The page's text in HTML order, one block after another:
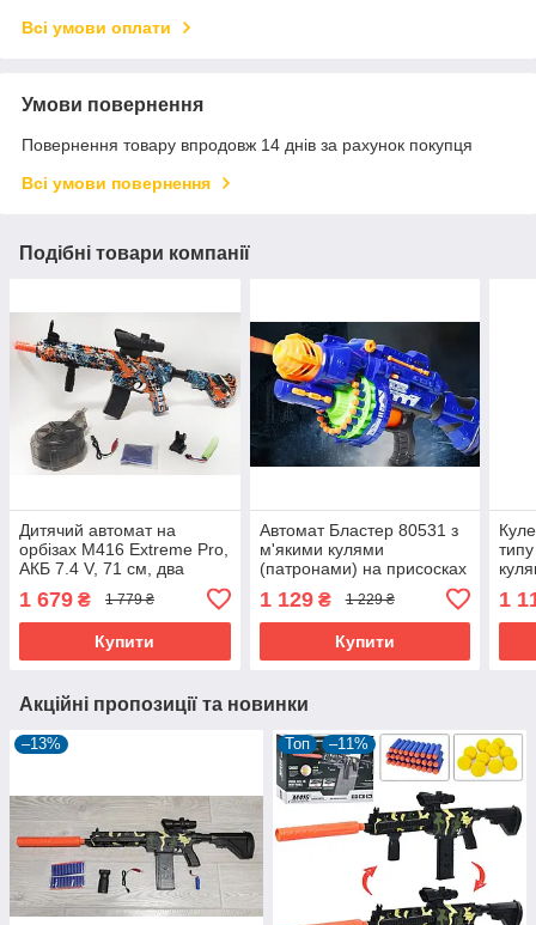
Всі умови оплати
Умови повернення
Повернення товару впродовж 14 днів за рахунок покупця
Всі умови повернення
Подібні товари компанії
Дитячий автомат на
орбізах M416 Extreme Pro,
АКБ 7.4 V, 71 см, два
магазина, 8000 шт. орбізів
1 679 ₴ 1 779 ₴
Купити
Автомат Бластер 80531 з
м'якими кулями
(патронами) на присосках
1 129₴ 1 229 ₴
Купити
1
Акційні пропозиції та новинки
–13% Топ –11%